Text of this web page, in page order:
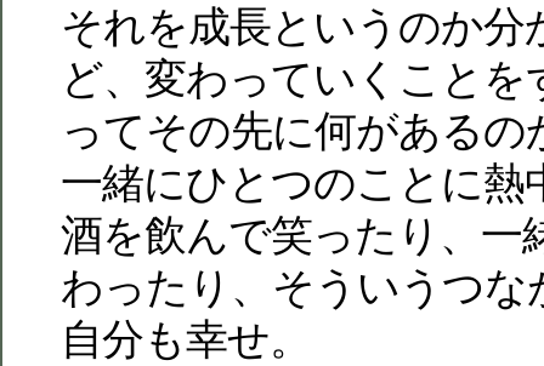
それを成長というのか分
ど、変わっていくことを
ってその先に何があるの
一緒にひとつのことに熱
酒を飲んで笑ったり、一
わったり、そういうつな
自分も幸せ。